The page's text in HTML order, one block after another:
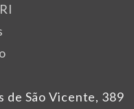
de São Vicente, 389